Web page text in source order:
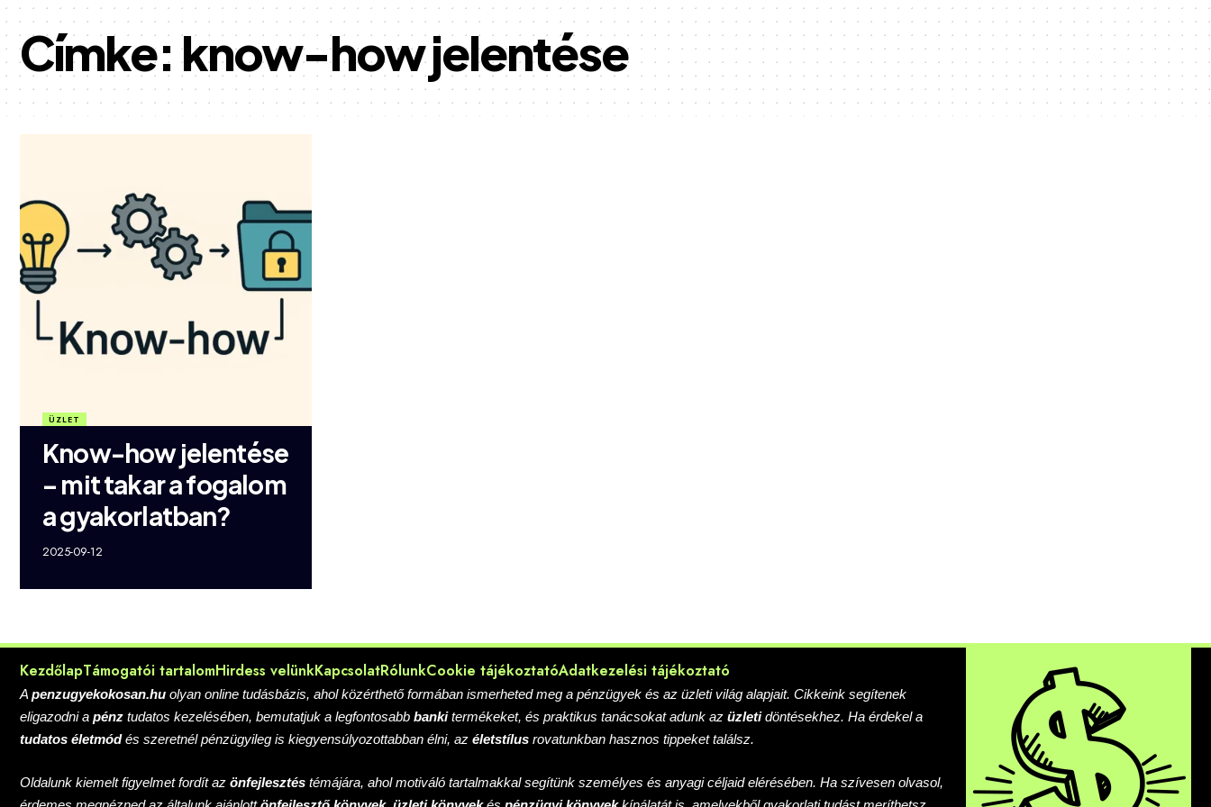
Címke:know-how jelentése
ÜZLET
Know-how jelentése
– mit takar a fogalom
a gyakorlatban?
2025-09-12
KezdőlapTámogatói tartalomHirdess velünkKapcsolatRólunkCookie tájékoztatóAdatkezelési tájékoztató
A penzugyekokosan.hu olyan online tudásbázis, ahol közérthető formában ismerheted meg a pénzügyek és az üzleti világ alapjait. Cikkeink segítenek
eligazodni a pénz tudatos kezelésében, bemutatjuk a legfontosabb bankitermékeket, és praktikus tanácsokat adunk az üzletidöntésekhez. Ha érdekel a
tudatos életmódés szeretnél pénzügyileg is kiegyensúlyozottabban élni, az életstílus rovatunkban hasznos tippeket találsz.
Oldalunk kiemelt figyelmet fordít az önfejlesztés témájára, ahol motiváló tartalmakkal segítünk személyes és anyagi céljaid elérésében. Ha szívesen olvasol,